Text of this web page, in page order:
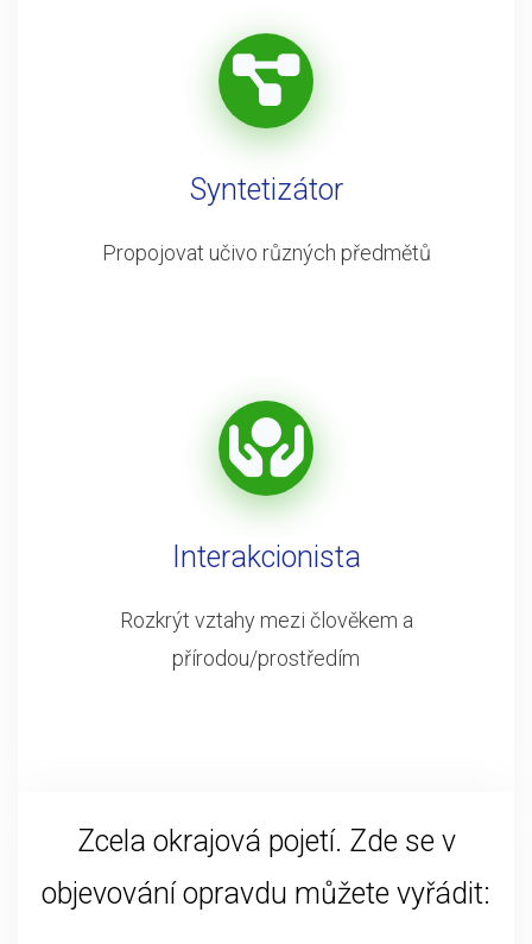
Syntetizátor
Propojovat učivo různých předmětů
Interakcionista
Rozkrýt vztahy mezi člověkem a
přírodou/prostředím
Zcela okrajová pojetí. Zde se v
objevování opravdu můžete vyřádit: